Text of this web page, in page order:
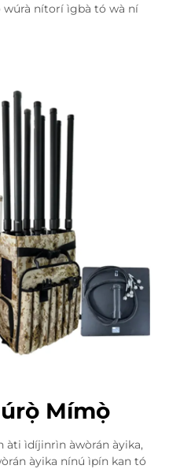
nítorí ìgbà tó wà ní
Mímọ̀
àti ìdíjinrìn àwòrán àyika,
àyika nínú ìpín kan tó